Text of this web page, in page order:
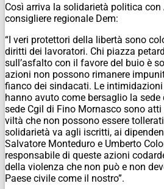
Così arriva la solidarietà politica con
consigliere regionale Dem:
“I veri protettori della libertà sono
diritti dei lavoratori. Chi piazza
sull’asfalto con il favore del buio è
azioni non possono rimanere
fianco dei sindacati. Le
hanno avuto come bersaglio la
sede Cgil di Fino Mornasco sono
viltà che non possono essere
solidarietà va agli iscritti, ai
Salvatore Monteduro e Umberto
responsabile di queste azioni
della violenza che non può e non
Paese civile come il nostro”.